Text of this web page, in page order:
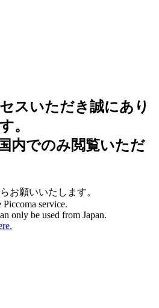
スいただき誠にあり
。
内でのみ閲覧いただ
お願いいたします。
service.
only be used from Japan.